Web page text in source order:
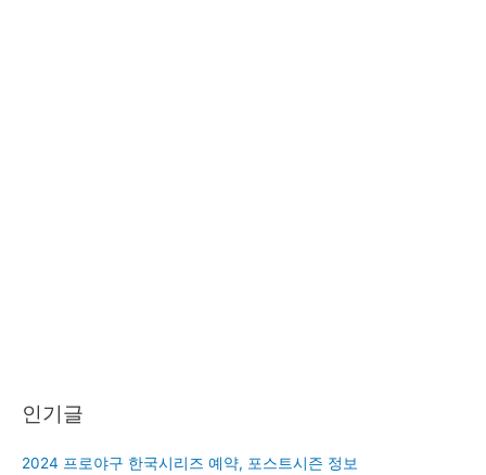
인기글
2024 프로야구 한국시리즈 예약, 포스트시즌 정보